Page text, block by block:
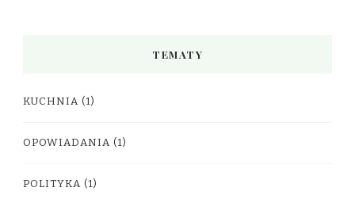
TEMATY
KUCHNIA (1)
OPOWIADANIA (1)
POLITYKA (1)